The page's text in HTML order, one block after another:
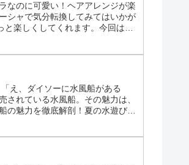
なのに可愛い！ヘアアレンジが楽
シャで気分転換してみてはいかが
楽しくしてくれます。今回は、
え、ダイソーに水風船がある
れている水風船。その魅力は、
魅力を徹底解剖！夏の水遊びを